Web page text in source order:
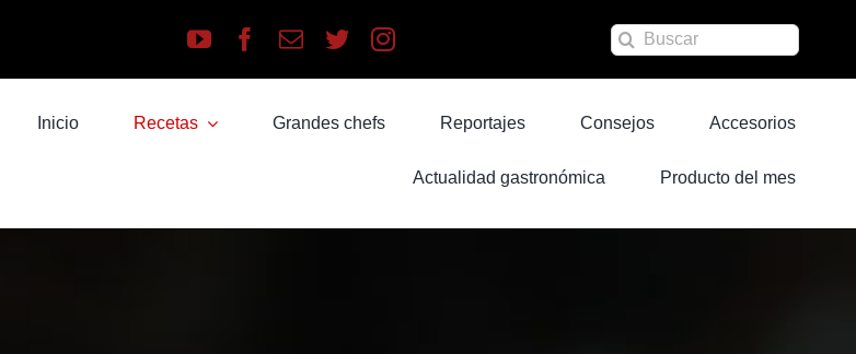
Buscar:
Inicio Recetas Grandes chefs Reportajes Consejos Accesorios
Actualidad gastronómica Producto del mes